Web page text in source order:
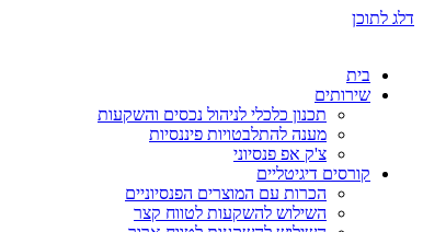
דלג לתוכן
בית
שירותים
תכנון כלכלי לניהול נכסים והשקעות
מענה להתלבטויות פיננסיות
צ'ק אפ פנסיוני
קורסים דיגיטליים
הכרות עם המוצרים הפנסיוניים
השילוש להשקעות לטווח קצר